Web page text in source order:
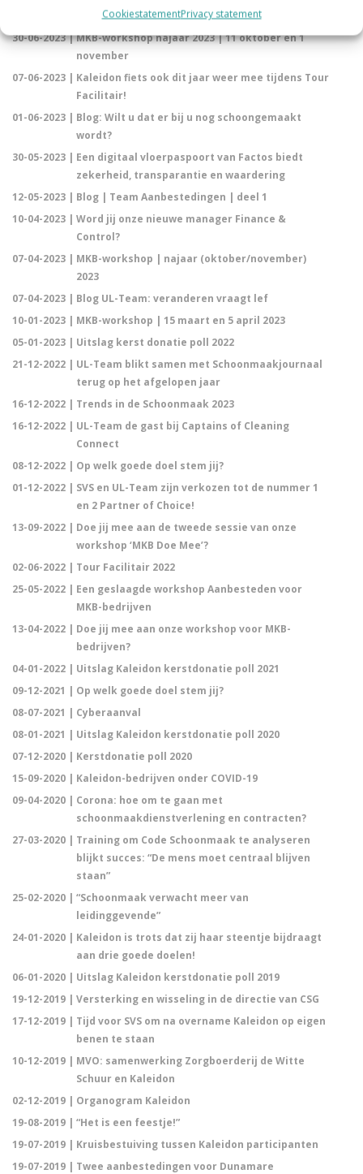
CookiestatementPrivacy statement
Schoonmaker van het Jaar verkiezingen!
30-06-2023 |MKB-workshop najaar 2023 | 11 oktober en 1
november
07-06-2023 | Kaleidon fiets ook dit jaar weer mee tijdens Tour
Facilitair!
01-06-2023 | Blog: Wilt u dat er bij u nog schoongemaakt
wordt?
30-05-2023 | Een digitaal vloerpaspoort van Factos biedt
zekerheid, transparantie en waardering
12-05-2023 | Blog | Team Aanbestedingen | deel 1
10-04-2023 | Word jij onze nieuwe manager Finance &
Control?
07-04-2023 | MKB-workshop | najaar (oktober/november)
2023
07-04-2023 | Blog UL-Team: veranderen vraagt lef
10-01-2023 | MKB-workshop | 15 maart en 5 april 2023
05-01-2023 | Uitslag kerst donatie poll 2022
21-12-2022 | UL-Team blikt samen met Schoonmaakjournaal
terug op het afgelopen jaar
16-12-2022 | Trends in de Schoonmaak 2023
16-12-2022 | UL-Team de gast bij Captains of Cleaning
Connect
08-12-2022 | Op welk goede doel stem jij?
01-12-2022 | SVS en UL-Team zijn verkozen tot de nummer 1
en 2 Partner of Choice!
13-09-2022 | Doe jij mee aan de tweede sessie van onze
workshop ‘MKB Doe Mee’?
02-06-2022 | Tour Facilitair 2022
25-05-2022 | Een geslaagde workshop Aanbesteden voor
MKB-bedrijven
13-04-2022 | Doe jij mee aan onze workshop voor MKB-
bedrijven?
04-01-2022 | Uitslag Kaleidon kerstdonatie poll 2021
09-12-2021 | Op welk goede doel stem jij?
08-07-2021 | Cyberaanval
08-01-2021 | Uitslag Kaleidon kerstdonatie poll 2020
07-12-2020 | Kerstdonatie poll 2020
15-09-2020 | Kaleidon-bedrijven onder COVID-19
09-04-2020 | Corona: hoe om te gaan met
schoonmaakdienstverlening en contracten?
27-03-2020 | Training om Code Schoonmaak te analyseren
blijkt succes: “De mens moet centraal blijven
staan”
25-02-2020 | “Schoonmaak verwacht meer van
leidinggevende”
24-01-2020 | Kaleidon is trots dat zij haar steentje bijdraagt
aan drie goede doelen!
06-01-2020 | Uitslag Kaleidon kerstdonatie poll 2019
19-12-2019 | Versterking en wisseling in de directie van CSG
17-12-2019 | Tijd voor SVS om na overname Kaleidon op eigen
benen te staan
10-12-2019 | MVO: samenwerking Zorgboerderij de Witte
Schuur en Kaleidon
02-12-2019 | Organogram Kaleidon
19-08-2019 | “Het is een feestje!”
19-07-2019 | Kruisbestuiving tussen Kaleidon participanten
19-07-2019 | Twee aanbestedingen voor Dunamare